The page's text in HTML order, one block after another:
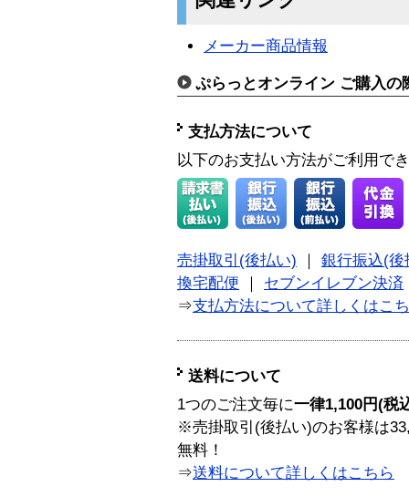
メーカー商品情報
ぷらっとオンライン ご購入の
支払方法について
以下のお支払い方法がご利用で
売掛取引(後払い)
銀行振込(後
換宅配便
セブンイレブン決済
⇒支払方法について詳しくはこ
送料について
1つのご注文毎に一律1,100円(税
※売掛取引(後払い)のお客様は
無料！
⇒送料について詳しくはこちら